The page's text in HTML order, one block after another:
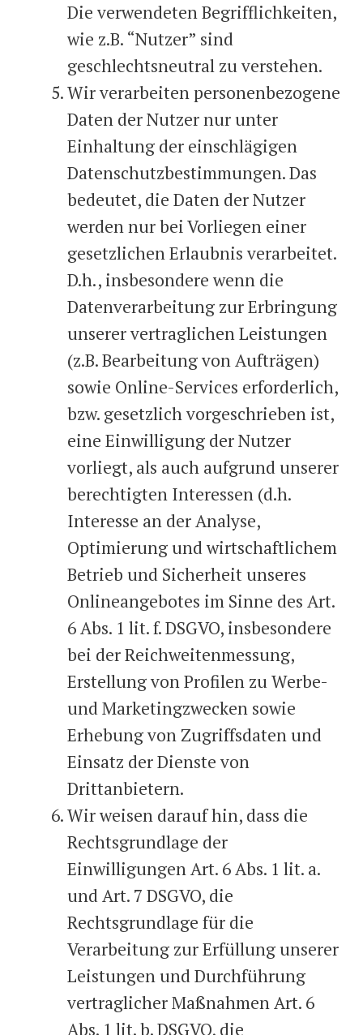
Die verwendeten Begrifflichkeiten,
wie z.B. “Nutzer” sind
geschlechtsneutral zu verstehen.
Wir verarbeiten personenbezogene
Daten der Nutzer nur unter
Einhaltung der einschlägigen
Datenschutzbestimmungen. Das
bedeutet, die Daten der Nutzer
werden nur bei Vorliegen einer
gesetzlichen Erlaubnis verarbeitet.
D.h., insbesondere wenn die
Datenverarbeitung zur Erbringung
unserer vertraglichen Leistungen
(z.B. Bearbeitung von Aufträgen)
sowie Online-Services erforderlich,
bzw. gesetzlich vorgeschrieben ist,
eine Einwilligung der Nutzer
vorliegt, als auch aufgrund unserer
berechtigten Interessen (d.h.
Interesse an der Analyse,
Optimierung und wirtschaftlichem
Betrieb und Sicherheit unseres
Onlineangebotes im Sinne des Art.
6 Abs. 1 lit. f. DSGVO, insbesondere
bei der Reichweitenmessung,
Erstellung von Profilen zu Werbe-
und Marketingzwecken sowie
Erhebung von Zugriffsdaten und
Einsatz der Dienste von
Drittanbietern.
Wir weisen darauf hin, dass die
Rechtsgrundlage der
Einwilligungen Art. 6 Abs. 1 lit. a.
und Art. 7 DSGVO, die
Rechtsgrundlage für die
Verarbeitung zur Erfüllung unserer
Leistungen und Durchführung
vertraglicher Maßnahmen Art. 6
Abs. 1 lit. b. DSGVO, die